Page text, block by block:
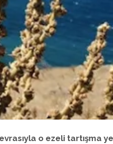
o ezeli tartışma